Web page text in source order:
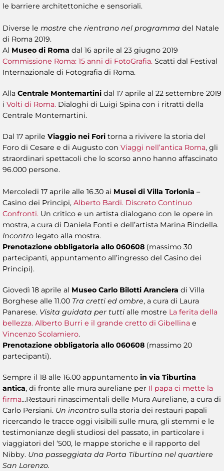
le barriere architettoniche e sensoriali.
Diverse le mostre che rientrano nel programma del Natale
di Roma 2019.
Al Museo di Roma dal 16 aprile al 23 giugno 2019
Commissione Roma: 15 anni di FotoGrafia. Scatti dal Festival
Internazionale di Fotografia di Roma.
Alla Centrale Montemartini dal 17 aprile al 22 settembre 2019
i Volti di Roma. Dialoghi di Luigi Spina con i ritratti della
Centrale Montemartini.
Dal 17 aprile Viaggio nei Fori torna a rivivere la storia del
Foro di Cesare e di Augusto con Viaggi nell’antica Roma, gli
straordinari spettacoli che lo scorso anno hanno affascinato
96.000 persone.
Mercoledi 17 aprile alle 16.30 ai Musei di Villa Torlonia –
Casino dei Principi, Alberto Bardi. Discreto Continuo
Confronti. Un critico e un artista dialogano con le opere in
mostra, a cura di Daniela Fonti e dell’artista Marina Bindella.
Incontro legato alla mostra.
Prenotazione obbligatoria allo 060608 (massimo 30
partecipanti, appuntamento all’ingresso del Casino dei
Principi).
Giovedì 18 aprile al Museo Carlo Bilotti Aranciera di Villa
Borghese alle 11.00 Tra cretti ed ombre, a cura di Laura
Panarese. Visita guidata per tutti alle mostre La ferita della
bellezza. Alberto Burri e il grande cretto di Gibellina e
Vincenzo Scolamiero.
Prenotazione obbligatoria allo 060608 (massimo 20
partecipanti).
Sempre il 18 alle 16.00 appuntamento in via Tiburtina
antica, di fronte alle mura aureliane per Il papa ci mette la
firma…Restauri rinascimentali delle Mura Aureliane, a cura di
Carlo Persiani. Un incontro sulla storia dei restauri papali
ricercando le tracce oggi visibili sulle mura, gli stemmi e le
testimonianze degli studiosi del passato, in particolare i
viaggiatori del ‘500, le mappe storiche e il rapporto del
Nibby. Una passeggiata da Porta Tiburtina nel quartiere
San Lorenzo.